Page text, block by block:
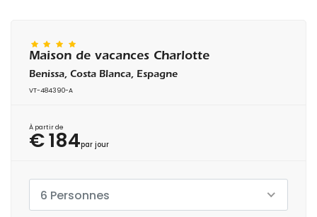
Maison de vacances Charlotte
Benissa, Costa Blanca, Espagne
VT-484390-A
À partir de
€ 184par jour
6 Personnes